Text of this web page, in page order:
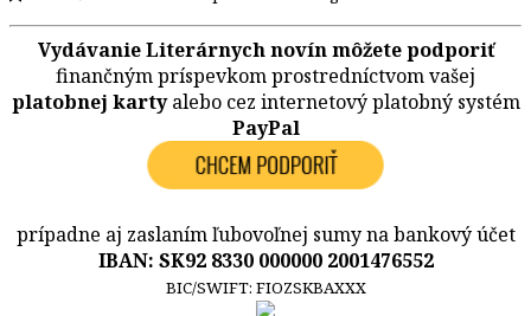
Vydávanie Literárnych novín môžete podporiť
finančným príspevkom prostredníctvom vašej
platobnej kartyalebo cez internetový platobný systém
PayPal
prípadne aj zaslaním ľubovoľnej sumy na bankový účet
IBAN: SK92 8330 000000 2001476552
BIC/SWIFT: FIOZSKBAXXX